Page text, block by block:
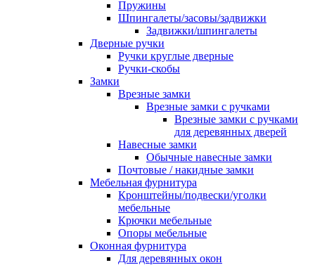
Пружины
Шпингалеты/засовы/задвижки
Задвижки/шпингалеты
Дверные ручки
Ручки круглые дверные
Ручки-скобы
Замки
Врезные замки
Врезные замки с ручками
Врезные замки с ручками
для деревянных дверей
Навесные замки
Обычные навесные замки
Почтовые / накидные замки
Мебельная фурнитура
Кронштейны/подвески/уголки
мебельные
Крючки мебельные
Опоры мебельные
Оконная фурнитура
Для деревянных окон